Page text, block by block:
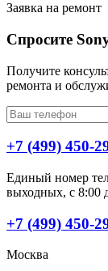
Заявка на ремонт
Спросите
Получите
ремонта и
+7 (499) 450-
Единый номер
выходных, с 8:00
+7 (499) 450-
Москва